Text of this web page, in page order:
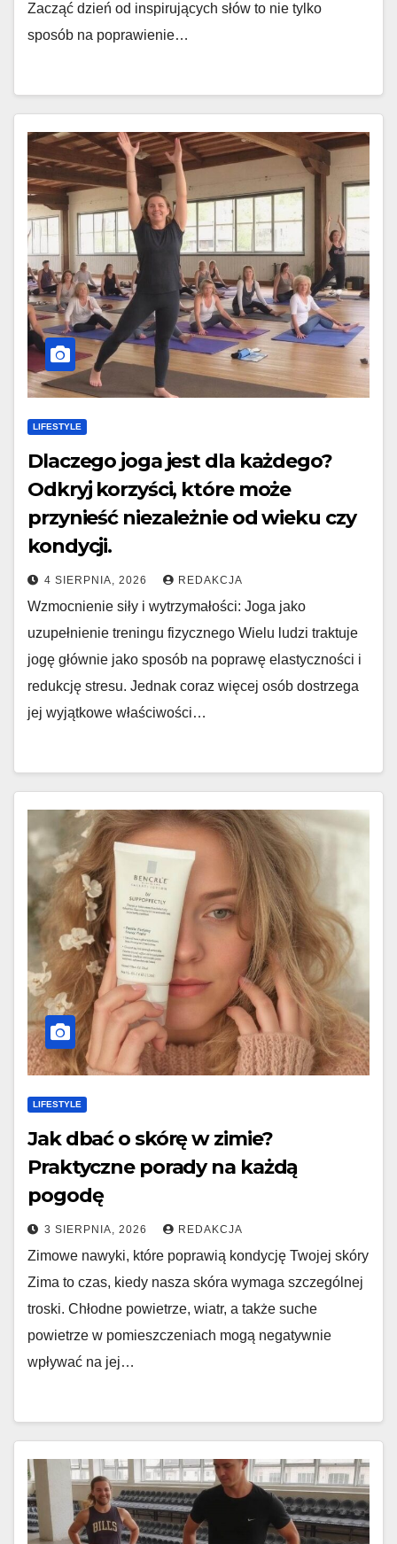
Zacząć dzień od inspirujących słów to nie tylko
sposób na poprawienie…
LIFESTYLE
Dlaczego joga jest dla każdego?
Odkryj korzyści, które może
przynieść niezależnie od wieku czy
kondycji.
4 SIERPNIA, 2026 REDAKCJA
Wzmocnienie siły i wytrzymałości: Joga jako
uzupełnienie treningu fizycznego Wielu ludzi traktuje
jogę głównie jako sposób na poprawę elastyczności i
redukcję stresu. Jednak coraz więcej osób dostrzega
jej wyjątkowe właściwości…
LIFESTYLE
Jak dbać o skórę w zimie?
Praktyczne porady na każdą
pogodę
3 SIERPNIA, 2026 REDAKCJA
Zimowe nawyki, które poprawią kondycję Twojej skóry
Zima to czas, kiedy nasza skóra wymaga szczególnej
troski. Chłodne powietrze, wiatr, a także suche
powietrze w pomieszczeniach mogą negatywnie
wpływać na jej…